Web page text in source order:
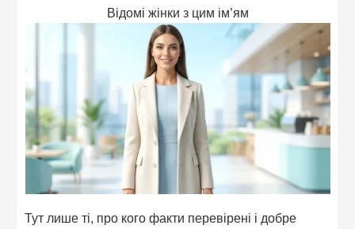
Відомі жінки з цим ім’ям
Тут лише ті, про кого факти перевірені і добре